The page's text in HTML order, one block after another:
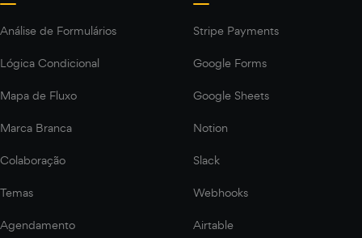
Análise de Formulários
Lógica Condicional
Mapa de Fluxo
Marca Branca
Colaboração
Temas
Agendamento
Stripe Payments
Google Forms
Google Sheets
Notion
Slack
Webhooks
Airtable